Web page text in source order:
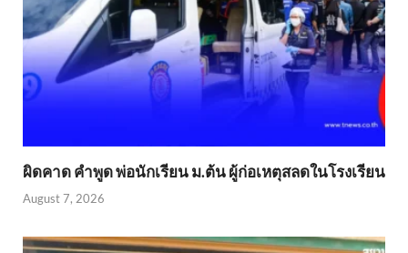
ผิดคาด คำพูด พ่อนักเรียน ม.ต้น ผู้ก่อเหตุสลดในโรงเรียน
August 7, 2026